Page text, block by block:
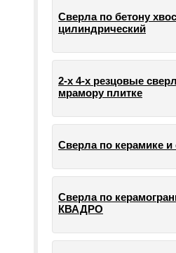
Сверла по бетону
цилиндрический
2-х 4-х резцовые
мрамору плитке
Сверла по керамике и
Сверла по
КВАДРО